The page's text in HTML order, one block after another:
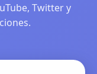
Twitter y